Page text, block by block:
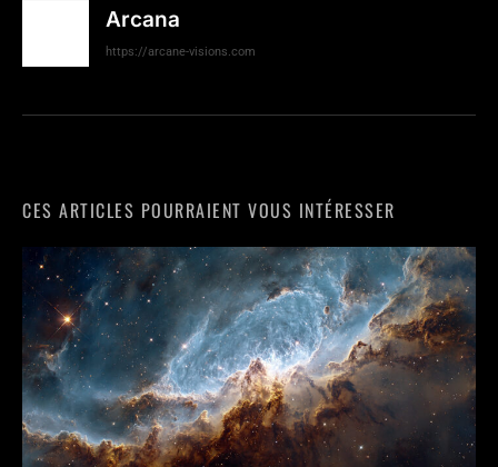
Arcana
https://arcane-visions.com
CES ARTICLES POURRAIENT VOUS INTÉRESSER